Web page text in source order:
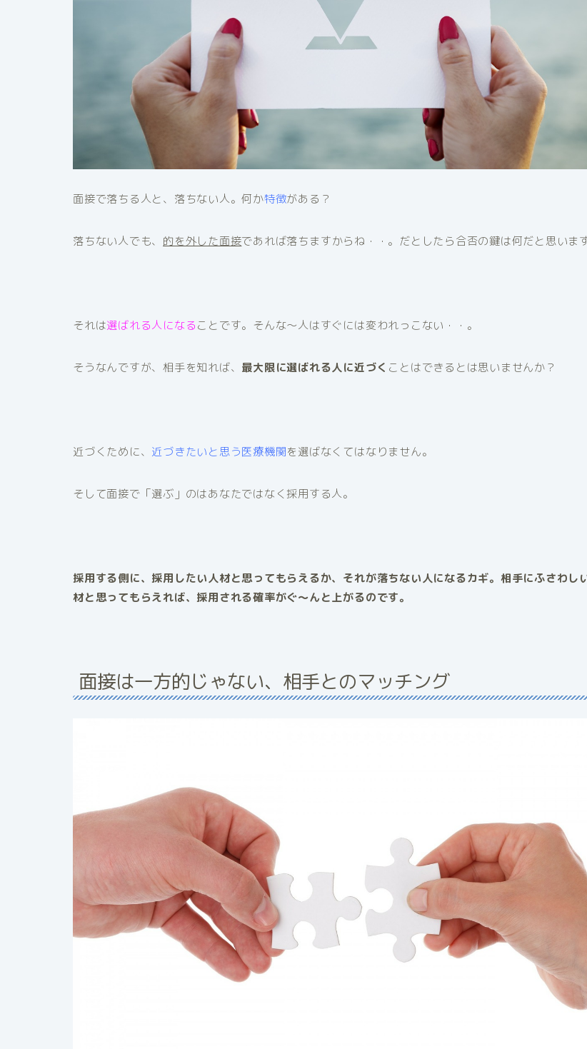
面接で落ちる人と、落ちない人。何か特徴がある？
落ちない人でも、 的を外した面接であれば落ちますからね・・。だとしたら合否の鍵は何だと思いま
それは選ばれる人になることです。そんな～人はすぐには変われっこない・・。
そうなんですが、相手を知れば、 最大限に選ばれる人に近づく ことはできるとは思いませんか？
近づくために、 近づきたいと思う医療機関を選ばなくてはなりません。
そして面接で「選ぶ」のはあなたではなく採用する人。
採用する側に、採用したい人材と思ってもらえるか、それが落ちない人になるカギ。 相手にふさわし
材と思ってもらえれば、採用される確率がぐ～んと上がるのです。
面接は一方的じゃない、相手とのマッチング